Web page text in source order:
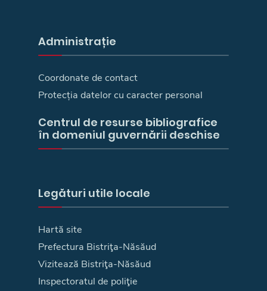
Administrație
Coordonate de contact
Protecția datelor cu caracter personal
Centrul de resurse bibliografice
în domeniul guvernării deschise
Legături utile locale
Hartă site
Prefectura Bistriţa-Năsăud
Vizitează Bistriţa-Năsăud
Inspectoratul de poliţie